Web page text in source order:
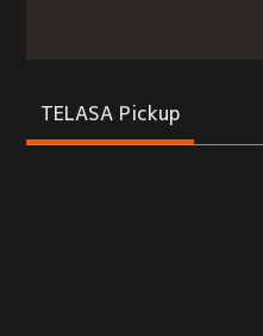
TELASA Pickup